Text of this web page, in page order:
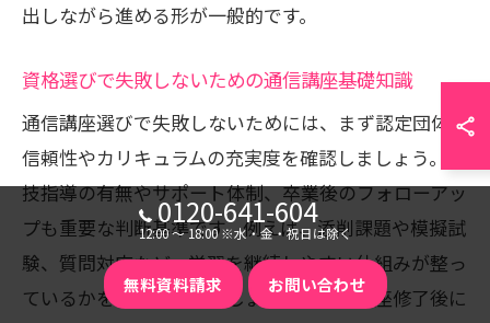
出しながら進める形が一般的です。
資格選びで失敗しないための通信講座基礎知識
通信講座選びで失敗しないためには、まず認定団体の
信頼性やカリキュラムの充実度を確認しましょう。実
技指導の有無やサポート体制、卒業後のフォローアッ
プも重要な判断基準です。例えば、添削課題や模擬試
験、質問対応など、学習を継続しやすい仕組みが整っ
ているかをチェックしましょう。また、講座修了後に
0120-641-604
12:00 〜 18:00 ※水・金・祝日は除く
無料資料請求 お問い合わせ